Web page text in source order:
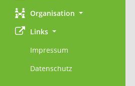
Organisation
Links
Impressum
Datenschutz